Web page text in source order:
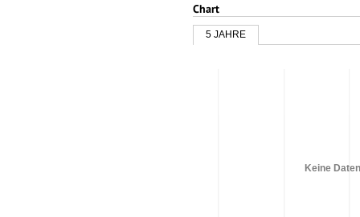
Chart
5 JAHRE
Keine